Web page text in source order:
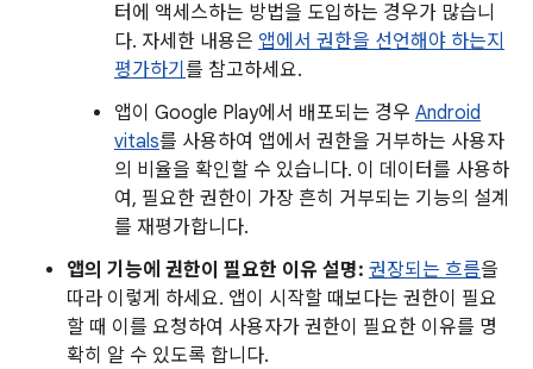
터에 액세스하는 방법을 도입하는 경우가 많습니
다. 자세한 내용은 앱에서 권한을 선언해야 하는지
평가하기 를 참고하세요.
앱이 Google Play에서 배포되는 경우 Android
vitals를 사용하여 앱에서 권한을 거부하는 사용자
의 비율을 확인할 수 있습니다. 이 데이터를 사용하
여, 필요한 권한이 가장 흔히 거부되는 기능의 설계
를 재평가합니다.
앱의 기능에 권한이 필요한 이유 설명: 권장되는 흐름을
따라 이렇게 하세요. 앱이 시작할 때보다는 권한이 필요
할 때 이를 요청하여 사용자가 권한이 필요한 이유를 명
확히 알 수 있도록 합니다.